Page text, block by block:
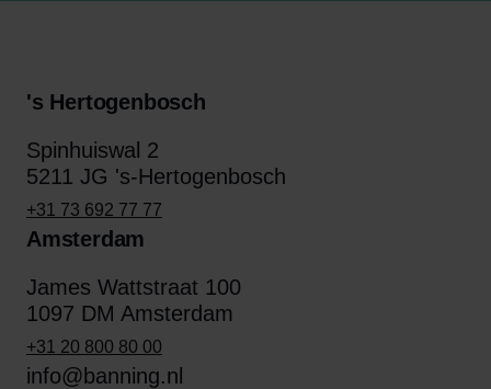
's Hertogenbosch
Spinhuiswal 2
5211 JG 's-Hertogenbosch
+31 73 692 77 77
Amsterdam
James Wattstraat 100
1097 DM Amsterdam
+31 20 800 80 00
info@banning.nl